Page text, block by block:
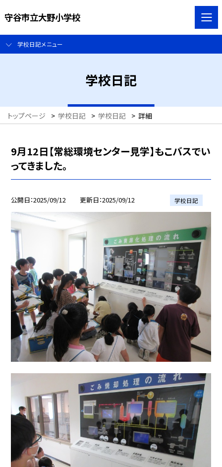
守谷市立大野小学校
学校日記メニュー
学校日記
トップページ > 学校日記 > 学校日記 > 詳細
9月12日【常総環境センター見学】もこバスでい
ってきました。
公開日 2025/09/12 更新日 2025/09/12 学校日記